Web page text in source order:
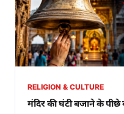
RELIGION & CULTURE
मंदिर की घंटी बजाने के पीछे